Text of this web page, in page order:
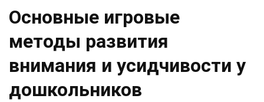
Основные игровые
методы развития
внимания и усидчивости у
дошкольников